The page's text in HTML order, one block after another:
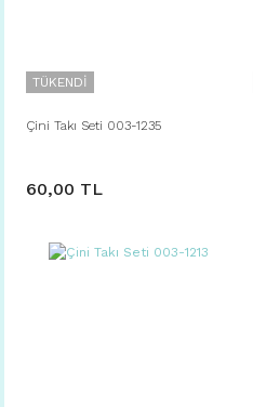
TÜKENDİ
Çini Takı Seti 003-1235
60,00 TL